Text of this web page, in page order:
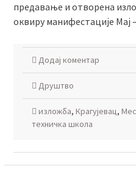
предавање и отворена
оквиру манифестације Мај
Додај коментар
Друштво
изложба, Крагујевац,
техничка школа